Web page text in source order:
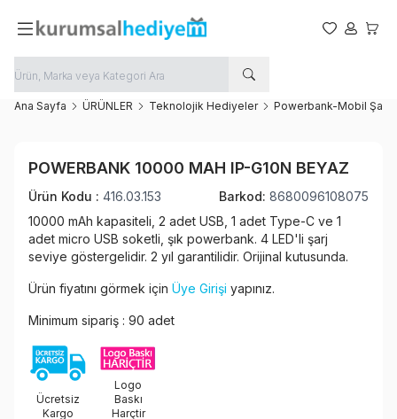
Favorilerim
Hesabım
Ana Sayfa ÜRÜNLER Teknolojik Hediyeler Powerbank-Mobil Şarj
POWERBANK 10000 MAH IP-G10N BEYAZ
Ürün Kodu : 416.03.153 Barkod: 8680096108075
10000 mAh kapasiteli, 2 adet USB, 1 adet Type-C ve 1
adet micro USB soketli, şık powerbank. 4 LED'li şarj
seviye göstergelidir. 2 yıl garantilidir. Orijinal kutusunda.
Ürün fiyatını görmek için Üye Girişi yapınız.
Minimum sipariş : 90 adet
Ücretsiz
Kargo
Logo
Baskı
Harçtir